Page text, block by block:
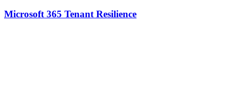
Microsoft 365 Tenant Resilience